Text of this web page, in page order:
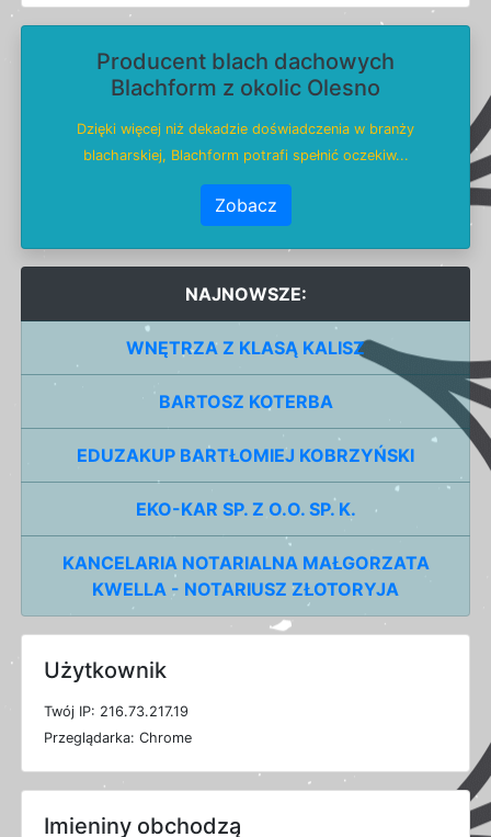
Producent blach dachowych
Blachform z okolic Olesno
Dzięki więcej niż dekadzie doświadczenia w branży
blacharskiej, Blachform potrafi spełnić oczekiw...
Zobacz
NAJNOWSZE:
WNĘTRZA Z KLASĄ KALISZ
BARTOSZ KOTERBA
EDUZAKUP BARTŁOMIEJ KOBRZYŃSKI
EKO-KAR SP. Z O.O. SP. K.
KANCELARIA NOTARIALNA MAŁGORZATA
KWELLA - NOTARIUSZ ZŁOTORYJA
Użytkownik
Twój IP: 216.73.217.19
Przeglądarka: Chrome
Imieniny obchodzą